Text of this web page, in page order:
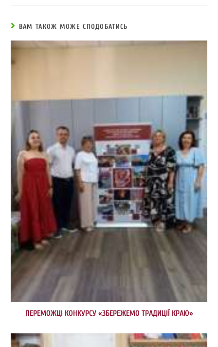
ВАМ ТАКОЖ МОЖЕ СПОДОБАТИСЬ
ПЕРЕМОЖЦІ КОНКУРСУ «ЗБЕРЕЖЕМО ТРАДИЦІЇ КРАЮ»